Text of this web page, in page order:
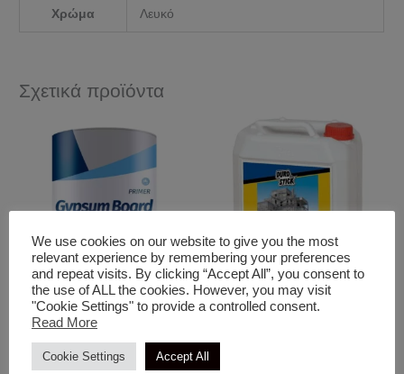
Χρώμα Λευκό
Σχετικά προϊόντα
Υποστρώματα & Αστάρια
Gypsum Board
Υποστρώματα & Αστάρια
Αστάρι Προετοιμασίας
We use cookies on our website to give you the most
relevant experience by remembering your preferences
and repeat visits. By clicking “Accept All”, you consent to
the use of ALL the cookies. However, you may visit
"Cookie Settings" to provide a controlled consent.
Read More
Cookie Settings Accept All